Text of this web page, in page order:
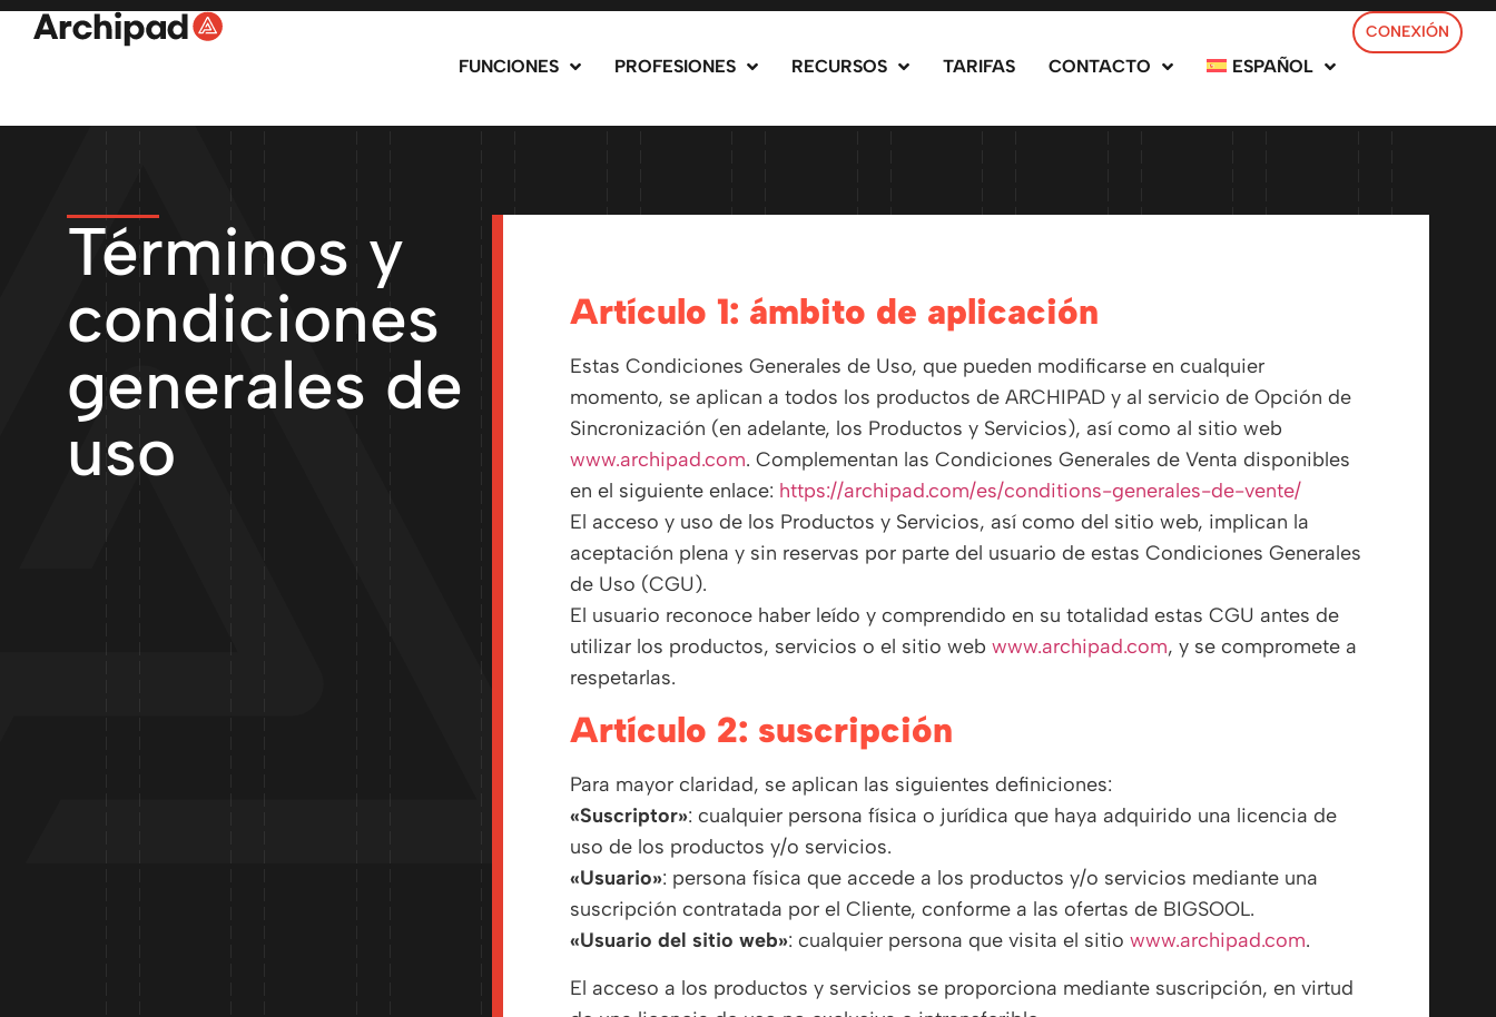
FUNCIONES PROFESIONES RECURSOS TARIFAS CONTACTO ESPAÑOL
CONEXIÓN
Términos y
condiciones
generales de
uso
artículo 1: ámbito de aplicación
Estas Condiciones Generales de Uso, que pueden modificarse en cualquier
momento, se aplican a todos los productos de ARCHIPAD y al servicio de Opción de
Sincronización (en adelante, los Productos y Servicios), así como al sitio web
www.archipad.com. Complementan las Condiciones Generales de Venta disponibles
en el siguiente enlace: https://archipad.com/es/conditions-generales-de-vente/
El acceso y uso de los Productos y Servicios, así como del sitio web, implican la
aceptación plena y sin reservas por parte del usuario de estas Condiciones Generales
de Uso (CGU).
El usuario reconoce haber leído y comprendido en su totalidad estas CGU antes de
utilizar los productos, servicios o el sitio webwww.archipad.com, y se compromete a
respetarlas.
artículo 2: suscripción
Para mayor claridad, se aplican las siguientes definiciones:
«Suscriptor»: cualquier persona física o jurídica que haya adquirido una licencia de
uso de los productos y/o servicios.
«Usuario»: persona física que accede a los productos y/o servicios mediante una
suscripción contratada por el Cliente, conforme a las ofertas de BIGSOOL.
«Usuario del sitio web»: cualquier persona que visita el sitiowww.archipad.com.
El acceso a los productos y servicios se proporciona mediante suscripción, en virtud